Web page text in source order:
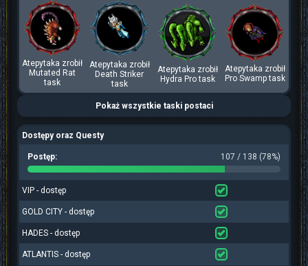
Atepytaka zrobił
Mutated Rat
task
Atepytaka zrobił
Death Striker
task
Atepytaka zrobił
Hydra Pro task
Atepytaka zrobił
Pro Swamp task
Pokaż wszystkie taski postaci
Dostępy oraz Questy
Postęp: 107 / 138 (78%)
VIP - dostęp
GOLD CITY - dostęp
HADES - dostęp
ATLANTIS - dostęp